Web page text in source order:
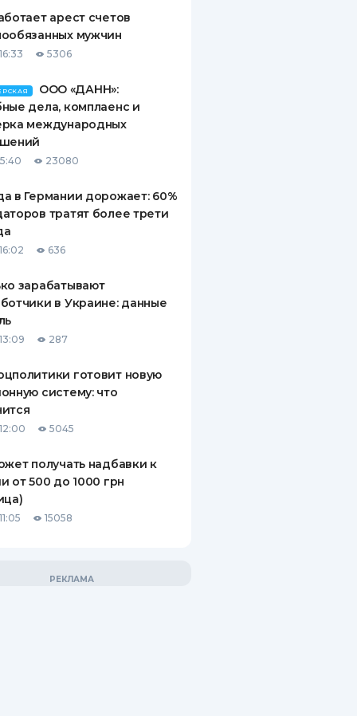
арест счетов
мужчин
5306
ООО «ДАНН»:
дела, комплаенс и
международных
23080
в Германии дорожает: 60%
тратят более трети
636
зарабатывают
в Украине: данные
287
готовит новую
систему: что
5045
получать надбавки к
от 500 до 1000 грн
15058